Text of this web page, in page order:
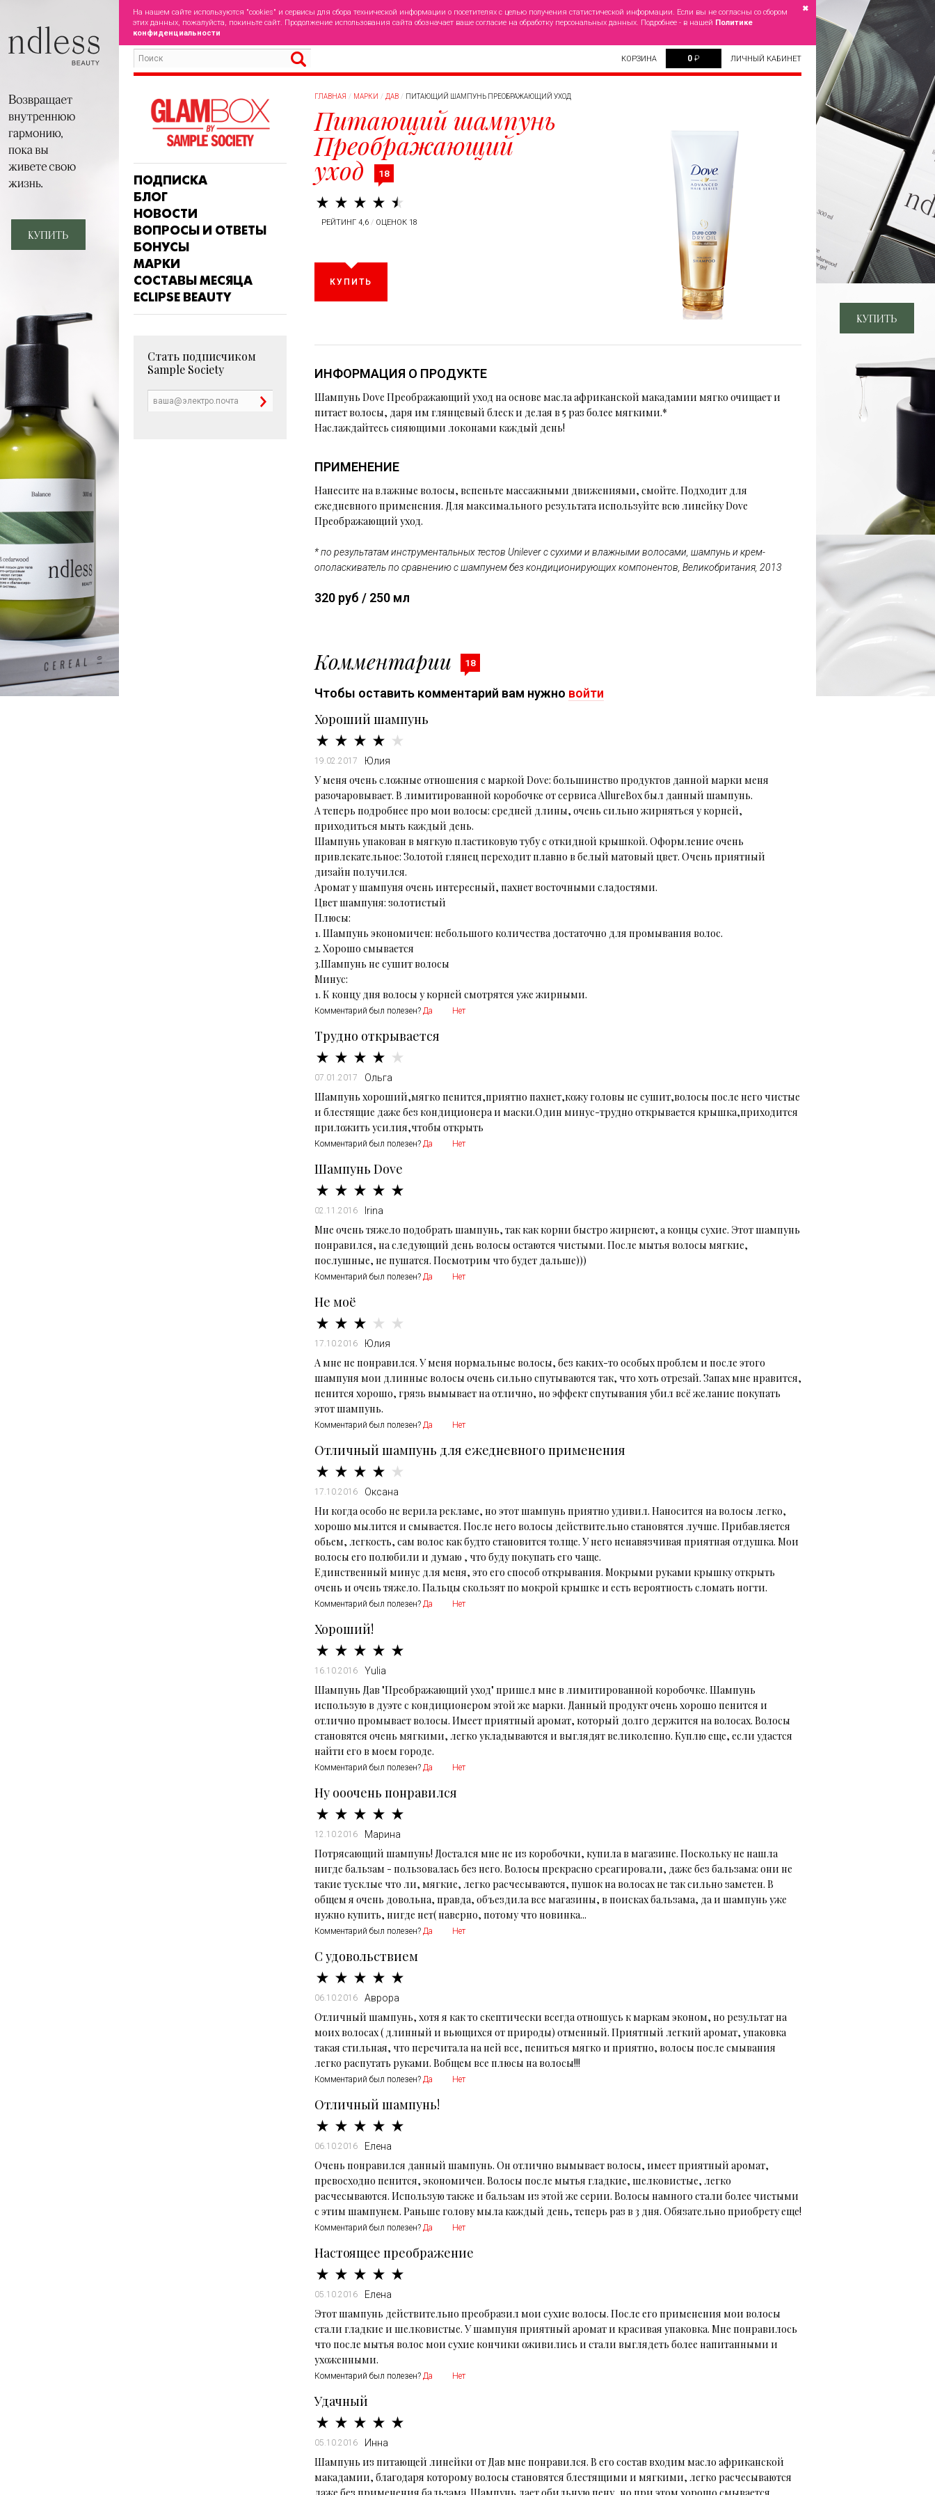
На нашем сайте используются "cookies" и сервисы для сбора технической информации о посетителях с целью получения статистической информации. Если вы не согласны со сбором
этих данных, пожалуйста, покиньте сайт. Продолжение использования сайта обозначает ваше согласие на обработку персональных данных. Подробнее - в нашей Политике
конфиденциальности
✖
КОРЗИНА 0 ₽ ЛИЧНЫЙ КАБИНЕТ
ПОДПИСКА
БЛОГ
НОВОСТИ
ВОПРОСЫ И ОТВЕТЫ
БОНУСЫ
МАРКИ
СОСТАВЫ МЕСЯЦА
ECLIPSE BEAUTY
Стать подписчиком
Sample Society
ГЛАВНАЯ МАРКИ ДАВ ПИТАЮЩИЙ ШАМПУНЬ ПРЕОБРАЖАЮЩИЙ УХОД
Питающий шампунь
Преображающий
уход 18
РЕЙТИНГ 4,6 / ОЦЕНОК 18
КУПИТЬ
ИНФОРМАЦИЯ О ПРОДУКТЕ
Шампунь Dove Преображающий уход на основе масла африканской макадамии мягко очищает и
питает волосы, даря им глянцевый блеск и делая в 5 раз более мягкими.*
Наслаждайтесь сияющими локонами каждый день!
ПРИМЕНЕНИЕ
Нанесите на влажные волосы, вспеньте массажными движениями, смойте. Подходит для
ежедневного применения. Для максимального результата используйте всю линейку Dove
Преображающий уход.
* по результатам инструментальных тестов Unilever с сухими и влажными волосами, шампунь и крем-
ополаскиватель по сравнению с шампунем без кондиционирующих компонентов, Великобритания, 2013
320 руб / 250 мл
Комментарии 18
Чтобы оставить комментарий вам нужно войти
Хороший шампунь
19.02.2017 Юлия
У меня очень сложные отношения с маркой Dove: большинство продуктов данной марки меня
разочаровывает. В лимитированной коробочке от сервиса AllureBox был данный шампунь.
А теперь подробнее про мои волосы: средней длины, очень сильно жирняться у корней,
приходиться мыть каждый день.
Шампунь упакован в мягкую пластиковую тубу с откидной крышкой. Оформление очень
привлекательное: Золотой глянец переходит плавно в белый матовый цвет. Очень приятный
дизайн получился.
Аромат у шампуня очень интересный, пахнет восточными сладостями.
Цвет шампуня: золотистый
Плюсы:
1. Шампунь экономичен: небольшого количества достаточно для промывания волос.
2. Хорошо смывается
3.Шампунь не сушит волосы
Минус:
Комментарий был полезен? Да Нет
Трудно открывается
07.01.2017 Ольга
Шампунь хороший,мягко пенится,приятно пахнет,кожу головы не сушит,волосы после него чистые
и блестящие даже без кондиционера и маски.Один минус-трудно открывается крышка,приходится
приложить усилия,чтобы открыть
Комментарий был полезен? Да Нет
Шампунь Dove
02.11.2016 Irina
Мне очень тяжело подобрать шампунь, так как корни быстро жирнеют, а концы сухие. Этот шампунь
понравился, на следующий день волосы остаются чистыми. После мытья волосы мягкие,
послушные, не пушатся. Посмотрим что будет дальше)))
Комментарий был полезен? Да Нет
Не моё
17.10.2016 Юлия
А мне не понравился. У меня нормальные волосы, без каких-то особых проблем и после этого
шампуня мои длинные волосы очень сильно спутываются так, что хоть отрезай. Запах мне нравится,
пенится хорошо, грязь вымывает на отлично, но эффект спутывания убил всё желание покупать
этот шампунь.
Комментарий был полезен? Да Нет
Отличный шампунь для ежедневного применения
17.10.2016 Оксана
Ни когда особо не верила рекламе, но этот шампунь приятно удивил. Наносится на волосы легко,
хорошо мылится и смывается. После него волосы действительно становятся лучше. Прибавляется
обьем, легкость, сам волос как будто становится толще. У него ненавязчивая приятная отдушка. Мои
волосы его полюбили и думаю , что буду покупать его чаще.
Единственный минус для меня, это его способ открывания. Мокрыми руками крышку открыть
очень и очень тяжело. Пальцы скользят по мокрой крышке и есть вероятность сломать ногти.
Комментарий был полезен? Да Нет
Хороший!
16.10.2016 Yulia
Шампунь Дав "Преображающий уход" пришел мне в лимитированной коробочке. Шампунь
использую в дуэте с кондиционером этой же марки. Данный продукт очень хорошо пенится и
отлично промывает волосы. Имеет приятный аромат, который долго держится на волосах. Волосы
становятся очень мягкими, легко укладываются и выглядят великолепно. Куплю еще, если удастся
найти его в моем городе.
Комментарий был полезен? Да Нет
Ну ооочень понравился
12.10.2016 Марина
Потрясающий шампунь! Достался мне не из коробочки, купила в магазине. Поскольку не нашла
нигде бальзам - пользовалась без него. Волосы прекрасно среагировали, даже без бальзама: они не
такие тусклые что ли, мягкие, легко расчесываются, пушок на волосах не так сильно заметен. В
общем я очень довольна, правда, объездила все магазины, в поисках бальзама, да и шампунь уже
нужно купить, нигде нет( наверно, потому что новинка...
Комментарий был полезен? Да Нет
С удовольствием
06.10.2016 Аврора
Отличный шампунь, хотя я как то скептически всегда отношусь к маркам эконом, но результат на
моих волосах ( длинный и вьющихся от природы) отменный. Приятный легкий аромат, упаковка
такая стильная, что перечитала на ней все, пениться мягко и приятно, волосы после смывания
легко распутать руками. Вобщем все плюсы на волосы!!!
Комментарий был полезен? Да Нет
Отличный шампунь!
06.10.2016 Елена
Очень понравился данный шампунь. Он отлично вымывает волосы, имеет приятный аромат,
превосходно пенится, экономичен. Волосы после мытья гладкие, шелковистые, легко
расчесываются. Использую также и бальзам из этой же серии. Волосы намного стали более чистыми
с этим шампунем. Раньше голову мыла каждый день, теперь раз в 3 дня. Обязательно приобрету еще!
Комментарий был полезен? Да Нет
Настоящее преображение
05.10.2016 Елена
Этот шампунь действительно преобразил мои сухие волосы. После его применения мои волосы
стали гладкие и шелковистые. У шампуня приятный аромат и красивая упаковка. Мне понравилось
что после мытья волос мои сухие кончики оживились и стали выглядеть более напитанными и
ухоженными.
Комментарий был полезен? Да Нет
Удачный
05.10.2016 Инна
Шампунь из питающей линейки от Дав мне понравился. В его состав входим масло африканской
макадамии, благодаря которому волосы становятся блестящими и мягкими, легко расчесываются